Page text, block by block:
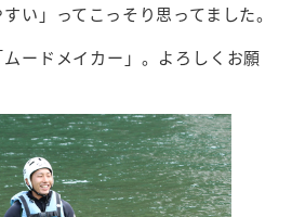
い」ってこっそり思ってました。
ードメイカー」。よろしくお願